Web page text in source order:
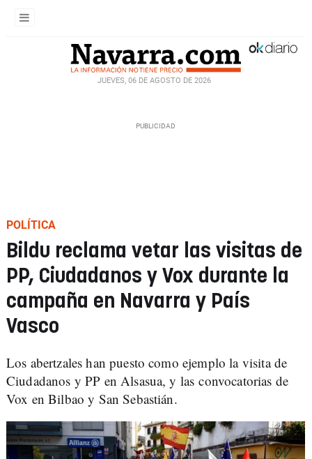
JUEVES, 06 DE AGOSTO DE 2026
POLÍTICA
Bildu reclama vetar las visitas de
PP, Ciudadanos y Vox durante la
campaña en Navarra y País
Vasco
Los abertzales han puesto como ejemplo la visita de
Ciudadanos y PP en Alsasua, y las convocatorias de
Vox en Bilbao y San Sebastián.